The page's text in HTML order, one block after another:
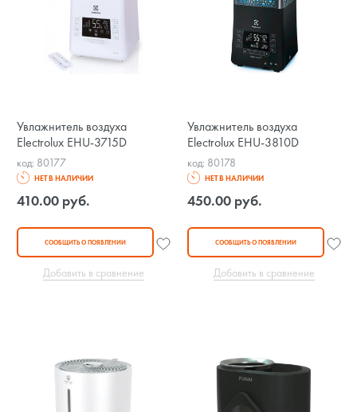
Увлажнитель воздуха
Electrolux EHU-3715D
код: 80177
НЕТ В НАЛИЧИИ
410.00 руб.
СООБЩИТЬ О ПОЯВЛЕНИИ
Добавить в сравнение
Увлажнитель воздуха
Electrolux EHU-3810D
код: 80178
НЕТ В НАЛИЧИИ
450.00 руб.
СООБЩИТЬ О ПОЯВЛЕНИИ
Добавить в сравнение